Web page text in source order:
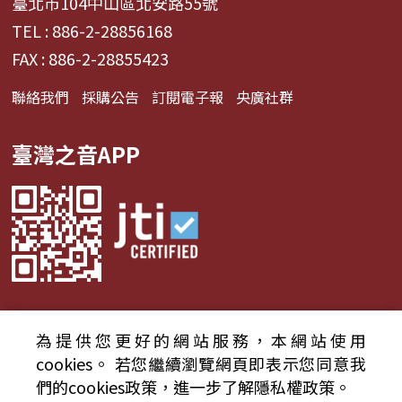
TEL : 886-2-28856168
FAX : 886-2-28855423
聯絡我們 採購公告 訂閱電子報 央廣社群
臺灣之音APP
© 2024財團法人中央廣播電臺 版權所有
資通安全政策聲明
服務條款 隱私權條款
為提供您更好的網站服務，本網站使用
cookies。 若您繼續瀏覽網頁即表示您同意我
們的cookies政策，進一步了解隱私權政策。